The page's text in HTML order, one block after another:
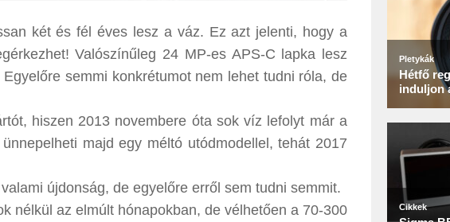
két és fél éves lesz a váz. Ez azt jelenti, hogy a
Valószínűleg 24 MP-es APS-C lapka lesz
semmi konkrétumot nem lehet tudni róla, de
hiszen 2013 novembere óta sok víz lefolyt már a
majd egy méltó utódmodellel, tehát 2017
újdonság, de egyelőre erről sem tudni semmit.
nélkül az elmúlt hónapokban, de vélhetően a 70-300